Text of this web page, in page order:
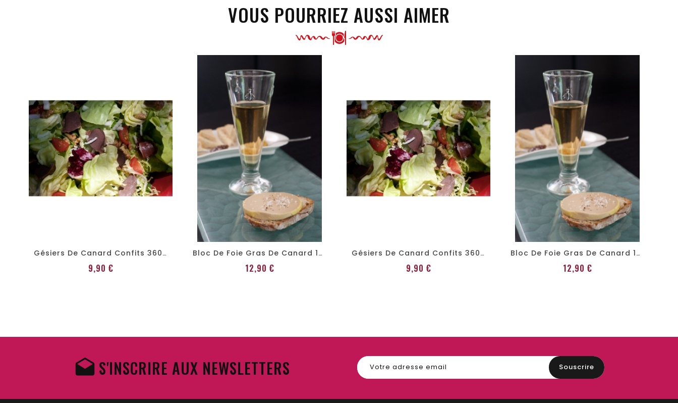
VOUS POURRIEZ AUSSI AIMER
Gésiers De Canard Confits 360 G
9,90 €Prix
Bloc De Foie Gras De Canard 130g
12,90 €Prix
Gésiers De Canard Confits 360 G
9,90 €Prix
Bloc De Foie Gras De Canard 130g
12,90 €Prix
S'INSCRIRE AUX NEWSLETTERS